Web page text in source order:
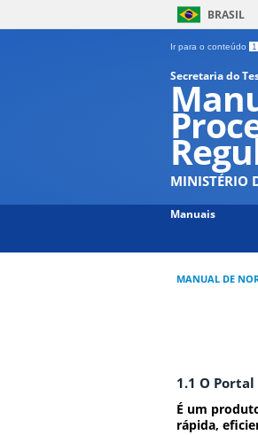
BRASIL
Ir para o conteúdo 1
Secretaria do
MINISTÉRIO
Manuais
MANUAL DE
1.1 O
É um
rápida,